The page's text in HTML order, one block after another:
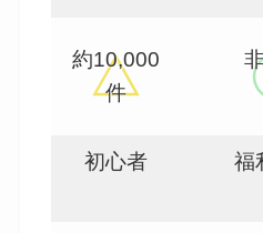
約10,000
件
初心者 福